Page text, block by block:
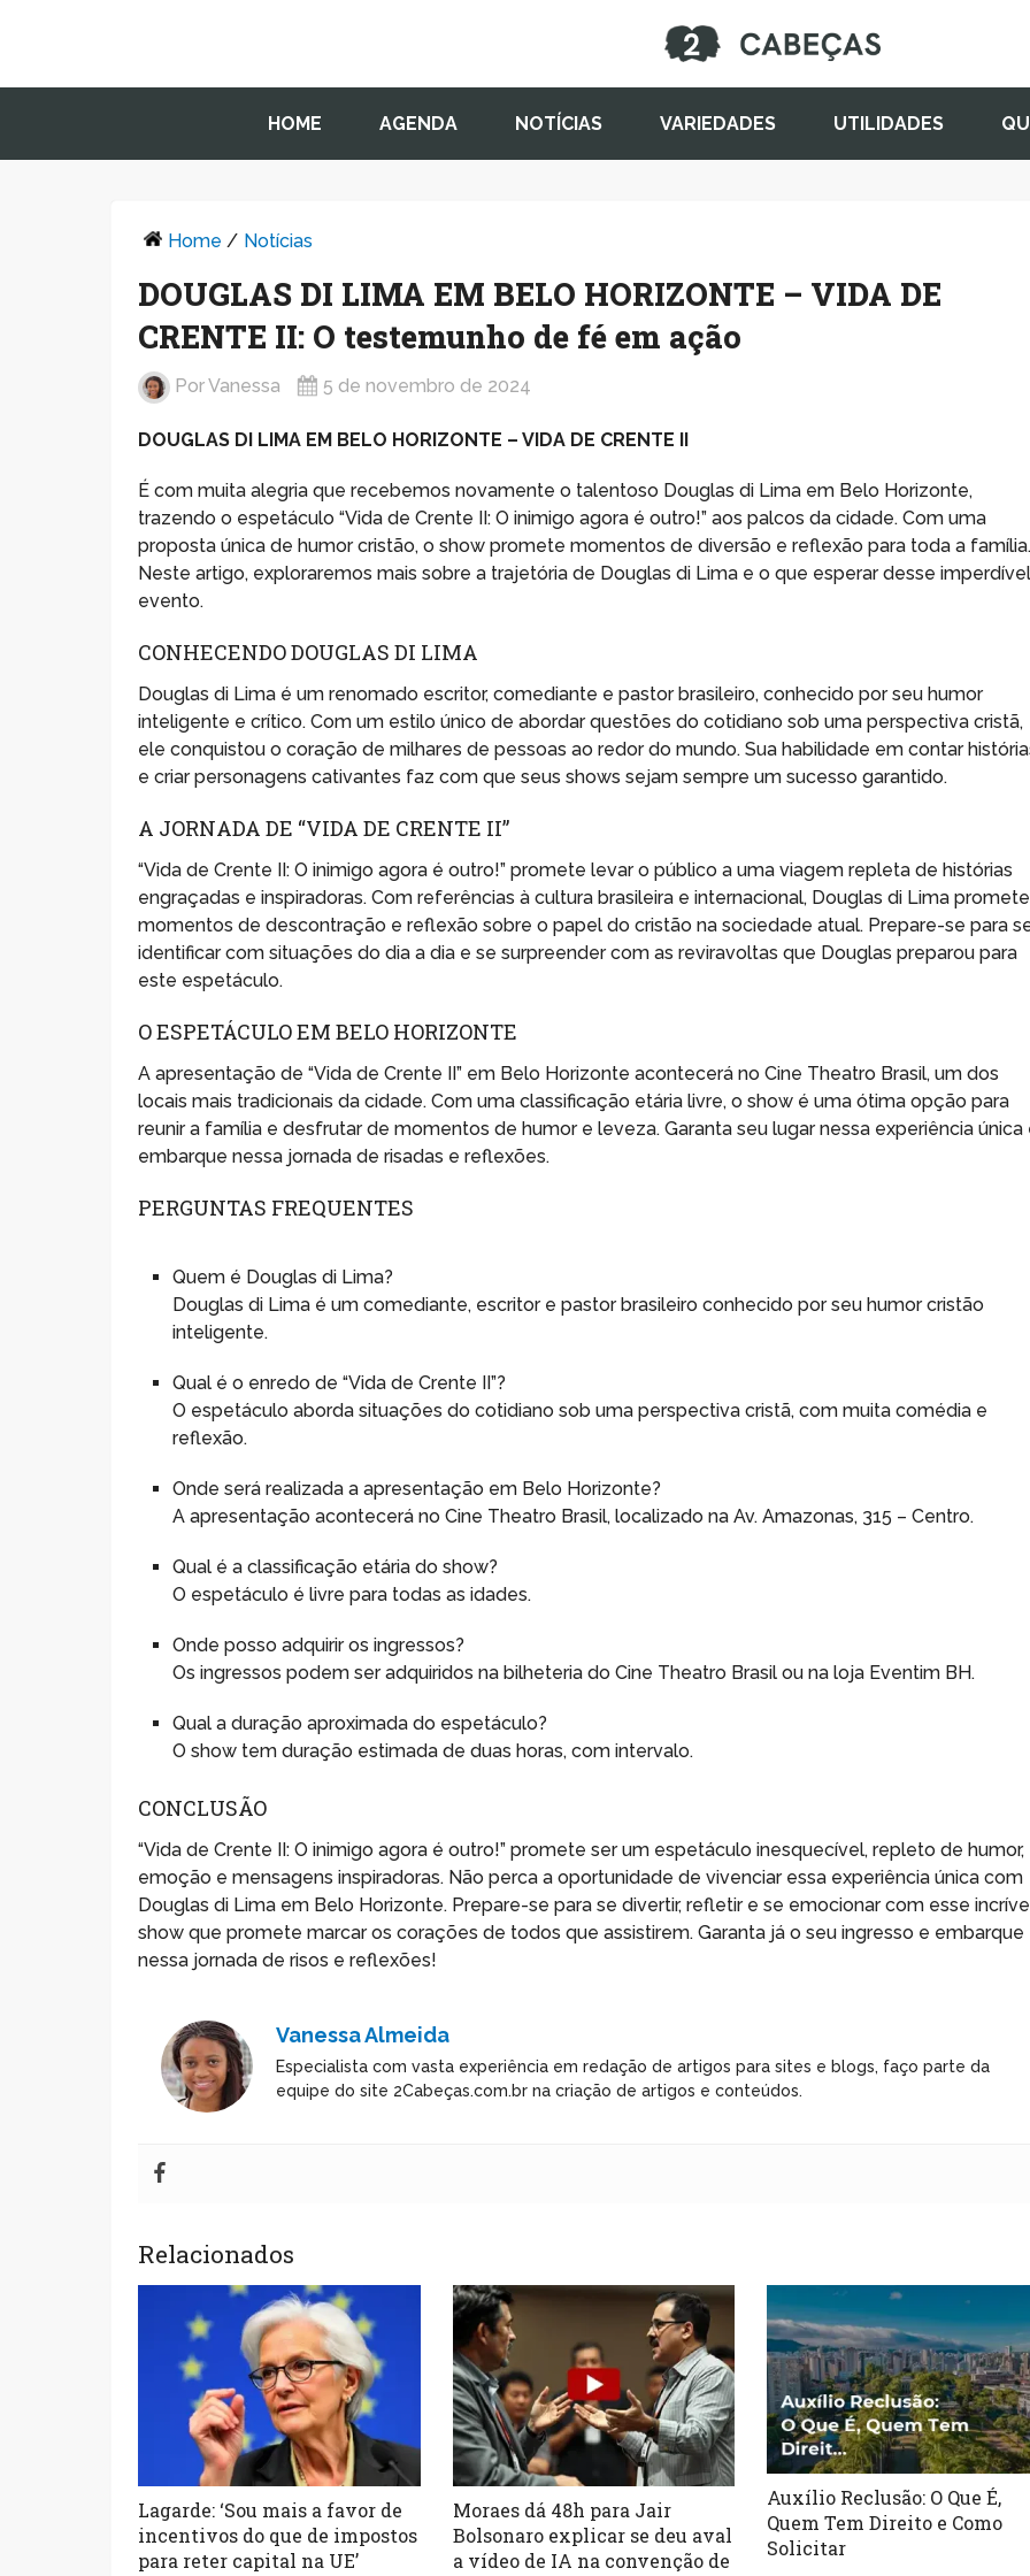
HOME AGENDA NOTÍCIAS VARIEDADES UTILIDADES
Home / Notícias
DOUGLAS DI LIMA EM BELO HORIZONTE – VIDA DE
CRENTE II: O testemunho de fé em ação
PorVanessa 5 de novembro de 2024
DOUGLAS DI LIMA EM BELO HORIZONTE – VIDA DE CRENTE II
É com muita alegria que recebemos novamente o talentoso Douglas di Lima em Belo Horizonte,
trazendo o espetáculo “Vida de Crente II: O inimigo agora é outro!” aos palcos da cidade. Com uma
proposta única de humor cristão, o show promete momentos de diversão e reflexão para toda a
Neste artigo, exploraremos mais sobre a trajetória de Douglas di Lima e o que esperar desse
evento.
CONHECENDO DOUGLAS DI LIMA
Douglas di Lima é um renomado escritor, comediante e pastor brasileiro, conhecido por seu humor
inteligente e crítico. Com um estilo único de abordar questões do cotidiano sob uma perspectiva cristã,
ele conquistou o coração de milhares de pessoas ao redor do mundo. Sua habilidade em contar
e criar personagens cativantes faz com que seus shows sejam sempre um sucesso garantido.
A JORNADA DE “VIDA DE CRENTE II”
“Vida de Crente II: O inimigo agora é outro!” promete levar o público a uma viagem repleta de histórias
engraçadas e inspiradoras. Com referências à cultura brasileira e internacional, Douglas di Lima promete
momentos de descontração e reflexão sobre o papel do cristão na sociedade atual. Prepare-se para
identificar com situações do dia a dia e se surpreender com as reviravoltas que Douglas preparou para
este espetáculo.
O ESPETÁCULO EM BELO HORIZONTE
A apresentação de “Vida de Crente II” em Belo Horizonte acontecerá no Cine Theatro Brasil, um dos
locais mais tradicionais da cidade. Com uma classificação etária livre, o show é uma ótima opção para
reunir a família e desfrutar de momentos de humor e leveza. Garanta seu lugar nessa experiência única
embarque nessa jornada de risadas e reflexões.
PERGUNTAS FREQUENTES
Quem é Douglas di Lima?
Douglas di Lima é um comediante, escritor e pastor brasileiro conhecido por seu humor cristão
inteligente.
Qual é o enredo de “Vida de Crente II”?
O espetáculo aborda situações do cotidiano sob uma perspectiva cristã, com muita comédia e
reflexão.
Onde será realizada a apresentação em Belo Horizonte?
A apresentação acontecerá no Cine Theatro Brasil, localizado na Av. Amazonas, 315 – Centro.
Qual é a classificação etária do show?
O espetáculo é livre para todas as idades.
Onde posso adquirir os ingressos?
Os ingressos podem ser adquiridos na bilheteria do Cine Theatro Brasil ou na loja Eventim BH.
Qual a duração aproximada do espetáculo?
O show tem duração estimada de duas horas, com intervalo.
CONCLUSÃO
“Vida de Crente II: O inimigo agora é outro!” promete ser um espetáculo inesquecível, repleto de humor,
emoção e mensagens inspiradoras. Não perca a oportunidade de vivenciar essa experiência única com
Douglas di Lima em Belo Horizonte. Prepare-se para se divertir, refletir e se emocionar com esse
show que promete marcar os corações de todos que assistirem. Garanta já o seu ingresso e embarque
nessa jornada de risos e reflexões!
Vanessa Almeida
Especialista com vasta experiência em redação de artigos para sites e blogs, faço parte da
equipe do site 2Cabeças.com.br na criação de artigos e conteúdos.
Relacionados
Lagarde: ‘Sou mais a favor de
incentivos do que de impostos
para reter capital na UE’
Moraes dá 48h para Jair
Bolsonaro explicar se deu aval
a vídeo de IA na convenção de
Auxílio Reclusão: O Que É,
Quem Tem Direito e Como
Solicitar